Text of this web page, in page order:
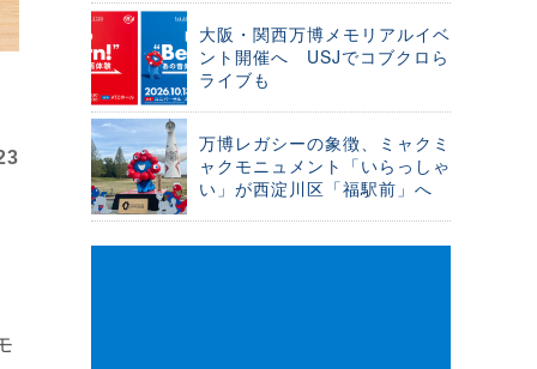
大阪・関西万博メモリアルイベ
ント開催へ USJでコブクロら
ライブも
万博レガシーの象徴、ミャクミ
ャクモニュメント「いらっしゃ
い」が西淀川区「福駅前」へ